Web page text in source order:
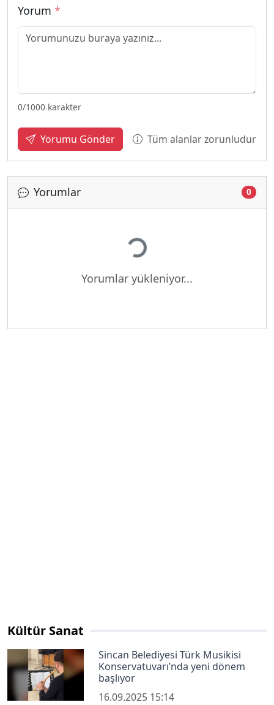
Yorum *
0/1000 karakter
Yorumu Gönder Tüm alanlar zorunludur
Yorumlar 0
Yükleniyor...
Yorumlar yükleniyor...
Kültür Sanat
Sincan Belediyesi Türk Musikisi
Konservatuvarı’nda yeni dönem
başlıyor
16.09.2025 15:14